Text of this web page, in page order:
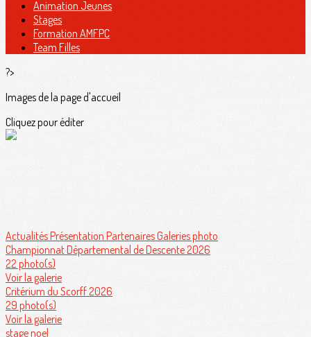
Animation Jeunes
Stages
Formation AMFPC
Team Filles
?>
Images de la page d'accueil
Cliquez pour éditer
ActualitésPrésentation PartenairesGaleries photo
Championnat Départemental de Descente 2026
22 photo(s)
Voir la galerie
Critérium du Scorff 2026
29 photo(s)
Voir la galerie
stage noel